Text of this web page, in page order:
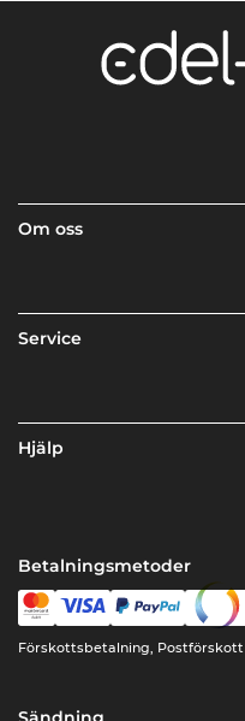
Om oss
Service
Hjälp
Betalningsmetoder
Förskottsbetalning, Postförskott